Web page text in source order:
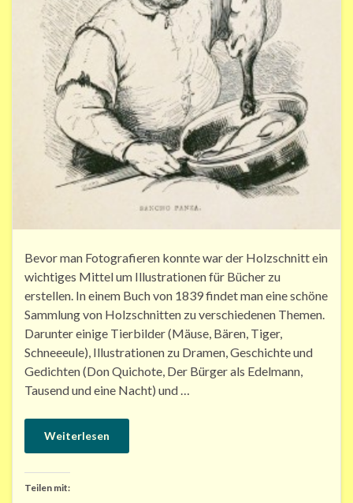
Bevor man Fotografieren konnte war der Holzschnitt ein
wichtiges Mittel um Illustrationen für Bücher zu
erstellen. In einem Buch von 1839 findet man eine schöne
Sammlung von Holzschnitten zu verschiedenen Themen.
Darunter einige Tierbilder (Mäuse, Bären, Tiger,
Schneeeule), Illustrationen zu Dramen, Geschichte und
Gedichten (Don Quichote, Der Bürger als Edelmann,
Tausend und eine Nacht) und …
Weiterlesen
Teilen mit: